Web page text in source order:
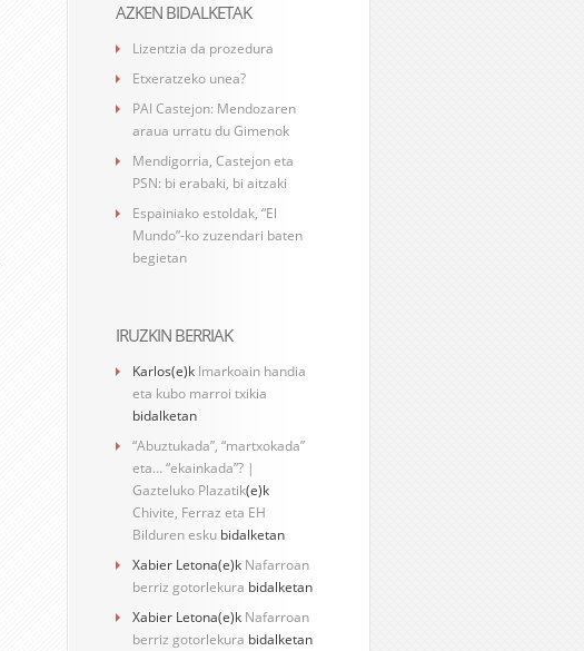
AZKEN BIDALKETAK
Lizentzia da prozedura
Etxeratzeko unea?
PAI Castejon: Mendozaren
araua urratu du Gimenok
Mendigorria, Castejon eta
PSN: bi erabaki, bi aitzaki
Espainiako estoldak, “El
Mundo”-ko zuzendari baten
begietan
IRUZKIN BERRIAK
Karlos(e)k Imarkoain handia
eta kubo marroi txikia
bidalketan
“Abuztukada”, “martxokada”
eta… “ekainkada”? |
Gazteluko Plazatik(e)k
Chivite, Ferraz eta EH
Bilduren esku bidalketan
Xabier Letona(e)k Nafarroan
berriz gotorlekura bidalketan
Xabier Letona(e)k Nafarroan
berriz gotorlekura bidalketan